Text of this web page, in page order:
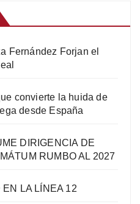
Fernández Forjan el
convierte la huida de
desde España
DIRIGENCIA DE
RUMBO AL 2027
LA LÍNEA 12